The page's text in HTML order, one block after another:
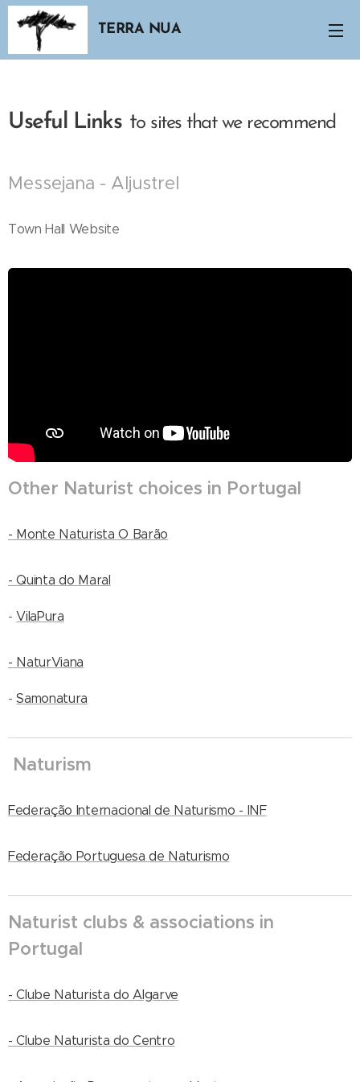
TERRA NUA
Useful Links to sites that we recommend
Messejana - Aljustrel
Town Hall Website
Other Naturist choices in Portugal
- Monte Naturista O Barão
- Quinta do Maral
-VilaPura
- NaturViana
-Samonatura
Naturism
Federação Internacional de Naturismo - INF
Federação Portuguesa de Naturismo
Naturist clubs & associations in
Portugal
- Clube Naturista do Algarve
- Clube Naturista do Centro